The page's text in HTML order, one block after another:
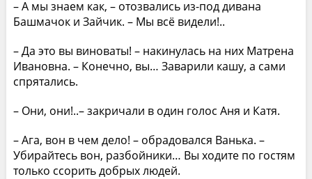
– А мы знаем как, – отозвались из-под дивана
Башмачок и Зайчик. – Мы всё видели!..
– Да это вы виноваты! – накинулась на них Матрена
Ивановна. – Конечно, вы… Заварили кашу, а сами
спрятались.
– Они, они!..– закричали в один голос Аня и Катя.
– Ага, вон в чем дело! – обрадовался Ванька. –
Убирайтесь вон, разбойники… Вы ходите по гостям
только ссорить добрых людей.